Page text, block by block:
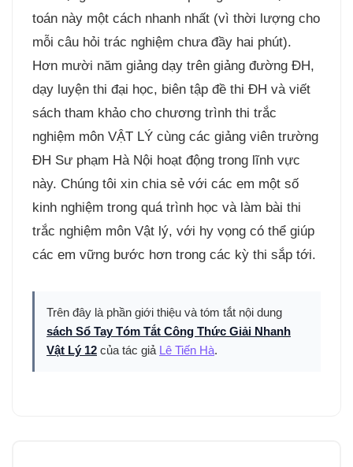
toán này một cách nhanh nhất (vì thời lượng cho
mỗi câu hỏi trác nghiệm chưa đầy hai phút).
Hơn mười năm giảng dạy trên giảng đường ĐH,
dạy luyện thi đại học, biên tập đề thi ĐH và viết
sách tham khảo cho chương trình thi trắc
nghiệm môn VẬT LÝ cùng các giảng viên trường
ĐH Sư phạm Hà Nội hoạt động trong lĩnh vực
này. Chúng tôi xin chia sẻ với các em một số
kinh nghiệm trong quá trình học và làm bài thi
trắc nghiệm môn Vật lý, với hy vọng có thể giúp
các em vững bước hơn trong các kỳ thi sắp tới.
Trên đây là phần giới thiệu và tóm tắt nội dung
sách Sổ Tay Tóm Tắt Công Thức Giải Nhanh
Vật Lý 12 của tác giả Lê Tiến Hà.